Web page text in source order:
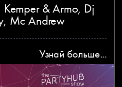
& Armo, Dj
Mc Andrew
Узнай больше...